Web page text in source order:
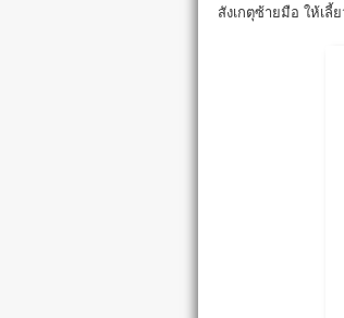
สังเกตุซ้ายมือ ให้เลี้